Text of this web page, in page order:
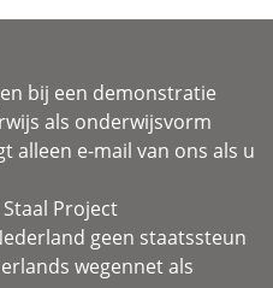
bij een demonstratie
als onderwijsvorm
alleen e-mail van ons als u
Project
geen staatssteun
wegennet als